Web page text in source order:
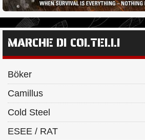
MARCHE DI COLTELLI
Böker
Camillus
Cold Steel
ESEE / RAT